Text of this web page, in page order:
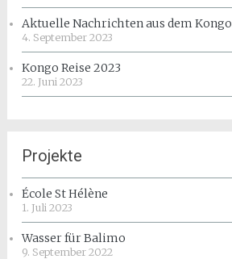
Aktuelle Nachrichten aus dem Kongo
4. September 2023
Kongo Reise 2023
22. Juni 2023
Projekte
École St Hélène
1. Juli 2023
Wasser für Balimo
9. September 2022